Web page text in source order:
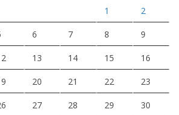
1 2
6 7 8 9
13 14 15 16
20 21 22 23
27 28 29 30